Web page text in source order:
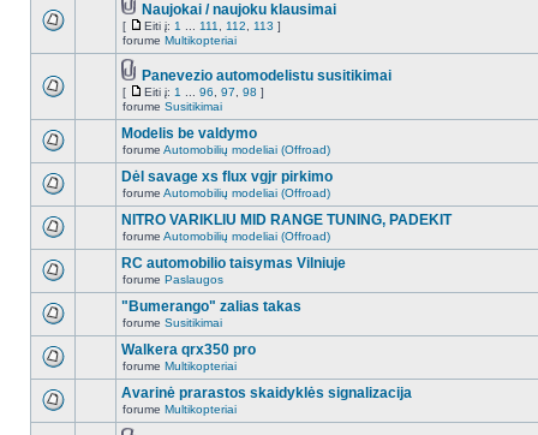
Naujokai / naujoku klausimai
[ Eiti į: 1 111 112 113 ]
forume Multikopteriai
Panevezio automodelistu susitikimai
[ Eiti į: 1 96 97 98 ]
forume Susitikimai
Modelis be valdymo
forume Automobilių modeliai (Offroad)
Dėl savage xs flux vgjr pirkimo
forume Automobilių modeliai (Offroad)
NITRO VARIKLIU MID RANGE TUNING, PADEKIT
forume Automobilių modeliai (Offroad)
RC automobilio taisymas Vilniuje
forume Paslaugos
"Bumerango" zalias takas
forume Susitikimai
Walkera qrx350 pro
forume Multikopteriai
Avarinė prarastos skaidyklės signalizacija
forume Multikopteriai